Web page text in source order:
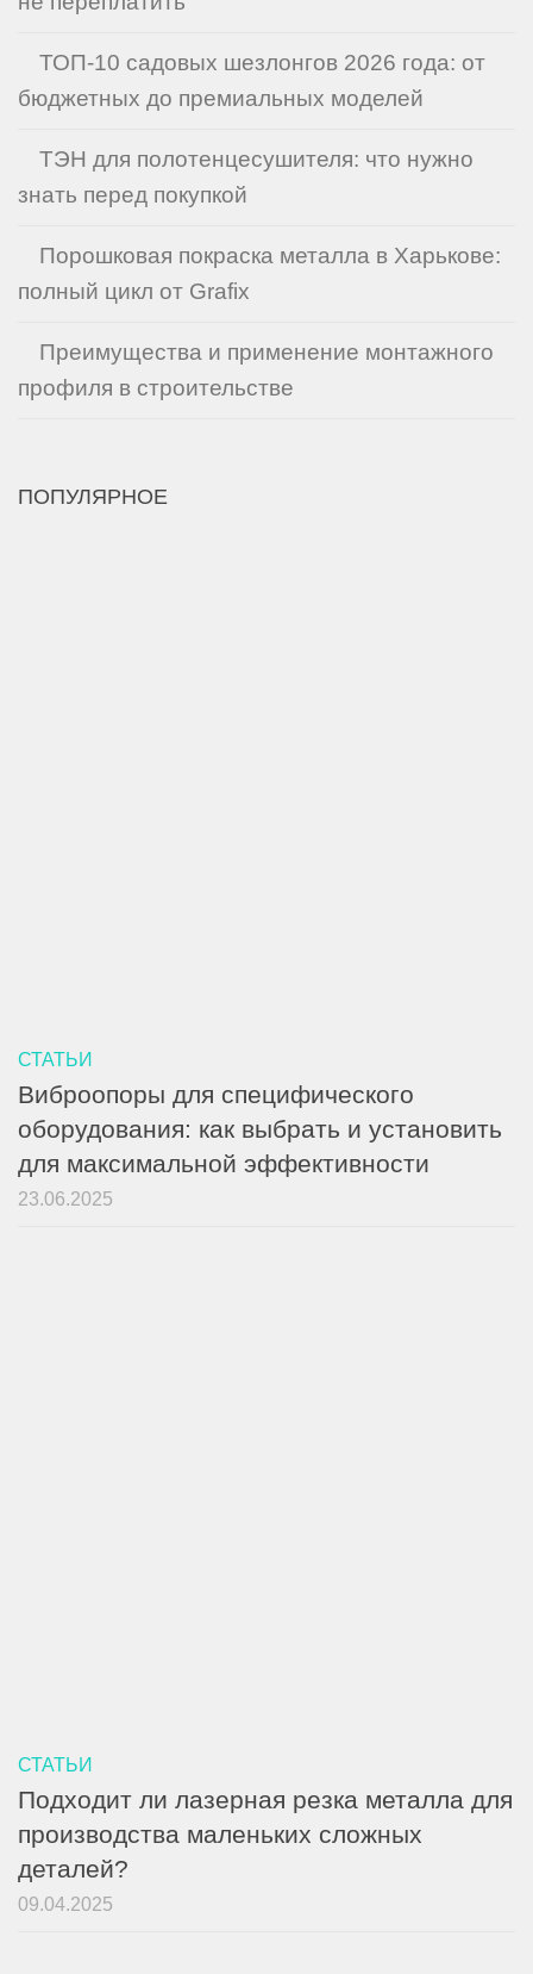
ТОП-10 садовых шезлонгов 2026 года: от
бюджетных до премиальных моделей
ТЭН для полотенцесушителя: что нужно
знать перед покупкой
Порошковая покраска металла в Харькове:
полный цикл от Grafix
Преимущества и применение монтажного
профиля в строительстве
ПОПУЛЯРНОЕ
СТАТЬИ
Виброопоры для специфического
оборудования: как выбрать и установить
для максимальной эффективности
23.06.2025
СТАТЬИ
Подходит ли лазерная резка металла для
производства маленьких сложных
деталей?
09.04.2025